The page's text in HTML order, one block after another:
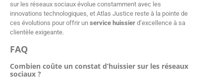
sur les réseaux sociaux évolue constamment avec les
innovations technologiques, et Atlas Justice reste à la pointe de
ces évolutions pour offrir un service huissier d’excellence à sa
clientèle exigeante.
FAQ
Combien coûte un constat d’huissier sur les réseaux
sociaux ?